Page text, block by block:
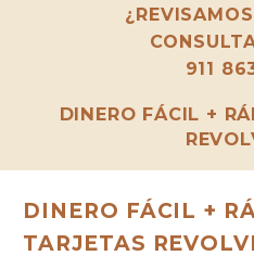
911
DINERO FÁCIL +
DINERO FÁCIL +
TARJETAS